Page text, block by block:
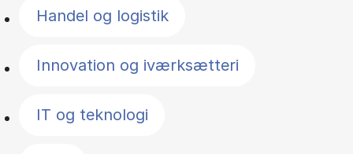
Handel og logistik
Innovation og iværksætteri
IT og teknologi